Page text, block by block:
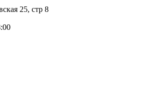
25, стр 8